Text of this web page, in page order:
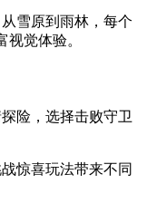
雪原到雨林，每个
觉体验。
险，选择击败守卫
惊喜玩法带来不同